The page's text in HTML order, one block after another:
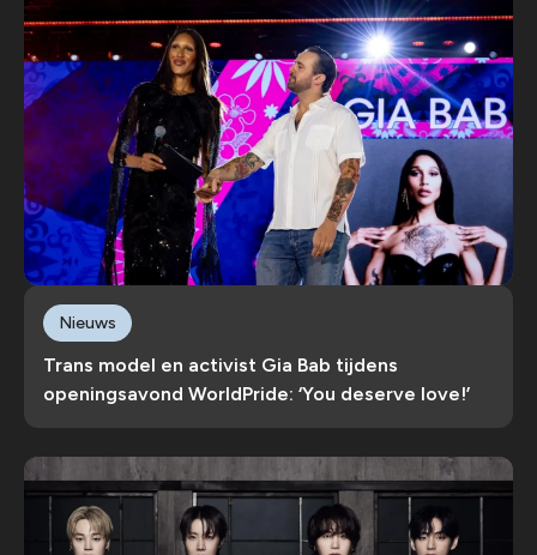
Trans model en activist Gia Bab tijdens
openingsavond WorldPride: ‘You deserve love!’
Nieuws